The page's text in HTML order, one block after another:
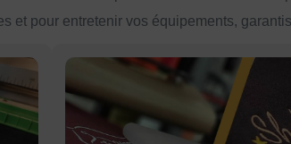
et pour entretenir vos équipements,